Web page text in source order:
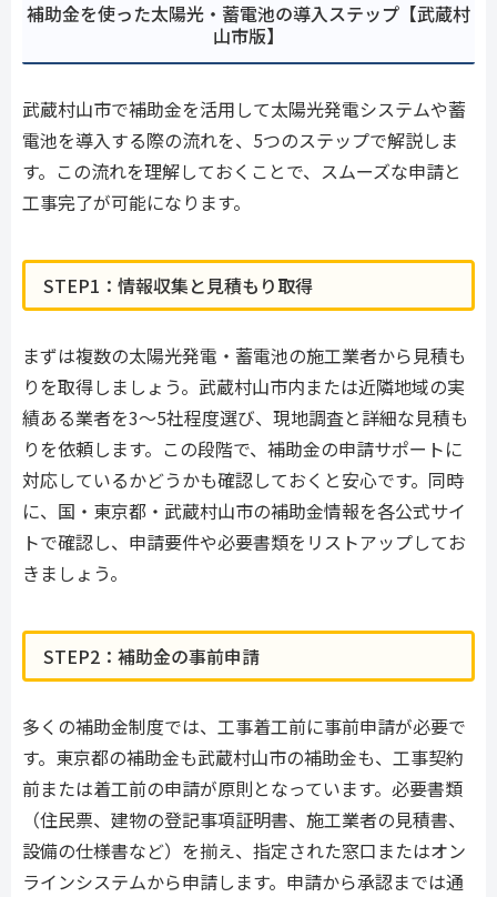
補助金を使った太陽光・蓄電池の導入ステップ【武蔵村
山市版】
武蔵村山市で補助金を活用して太陽光発電システムや蓄
電池を導入する際の流れを、5つのステップで解説しま
す。この流れを理解しておくことで、スムーズな申請と
工事完了が可能になります。
STEP1：情報収集と見積もり取得
まずは複数の太陽光発電・蓄電池の施工業者から見積も
りを取得しましょう。武蔵村山市内または近隣地域の実
績ある業者を3〜5社程度選び、現地調査と詳細な見積も
りを依頼します。この段階で、補助金の申請サポートに
対応しているかどうかも確認しておくと安心です。同時
に、国・東京都・武蔵村山市の補助金情報を各公式サイ
トで確認し、申請要件や必要書類をリストアップしてお
きましょう。
STEP2：補助金の事前申請
多くの補助金制度では、工事着工前に事前申請が必要で
す。東京都の補助金も武蔵村山市の補助金も、工事契約
前または着工前の申請が原則となっています。必要書類
（住民票、建物の登記事項証明書、施工業者の見積書、
設備の仕様書など）を揃え、指定された窓口またはオン
ラインシステムから申請します。申請から承認までは通